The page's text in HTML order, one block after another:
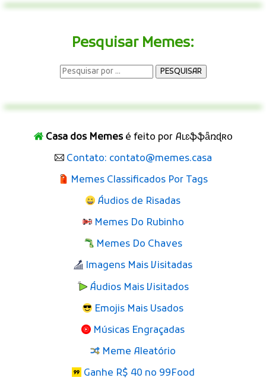
Pesquisar Memes:
Casa dos Memesé feito por Aʟɛֆֆǟռɖʀօ
Contato: contato@memes.casa
Memes Classificados Por Tags
Áudios de Risadas
Memes Do Rubinho
Memes Do Chaves
Imagens Mais Visitadas
Áudios Mais Visitados
Emojis Mais Usados
Músicas Engraçadas
Meme Aleatório
Ganhe R$ 40 no 99Food